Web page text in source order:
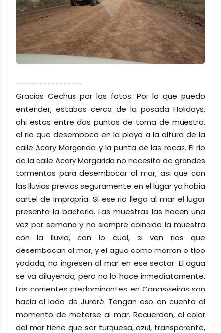
-----------------
Gracias Cechus por las fotos. Por lo que puedo
entender, estabas cerca de la posada Holidays,
ahi estas entre dos puntos de toma de muestra,
el rio que desemboca en la playa a la altura de la
calle Acary Margarida y la punta de las rocas. El rio
de la calle Acary Margarida no necesita de grandes
tormentas para desembocar al mar, asi que con
las lluvias previas seguramente en el lugar ya habia
cartel de Impropria. Si ese rio llega al mar el lugar
presenta la bacteria. Las muestras las hacen una
vez por semana y no siempre coincide la muestra
con la lluvia, con lo cual, si ven rios que
desembocan al mar, y el agua como marron o tipo
yodada, no ingresen al mar en ese sector. El agua
se va diluyendo, pero no lo hace inmediatamente.
Las corrientes predominantes en Canasvieiras son
hacia el lado de Jureré. Tengan eso en cuenta al
momento de meterse al mar. Recuerden, el color
del mar tiene que ser turquesa, azul, transparente,